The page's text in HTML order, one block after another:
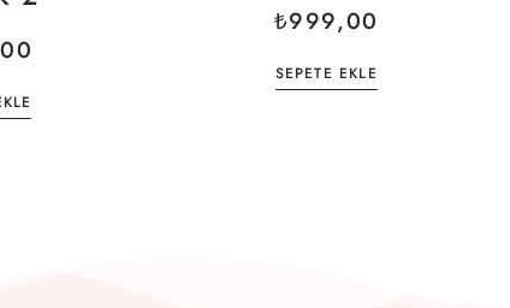
₺999,00
SEPETE EKLE